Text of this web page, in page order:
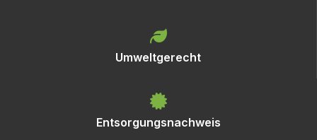
Umweltgerecht
Entsorgungsnachweis